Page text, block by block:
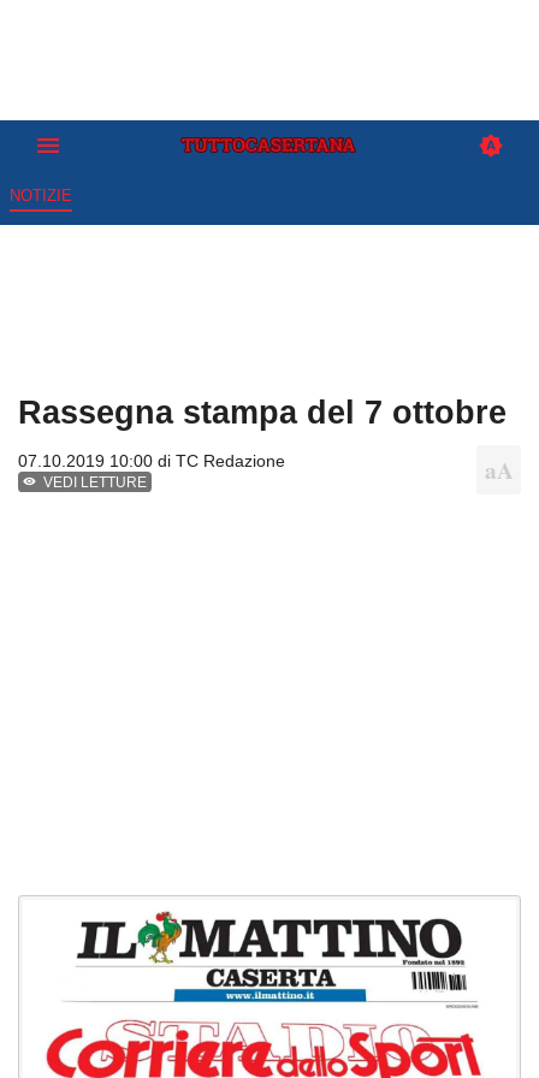
NOTIZIE
Rassegna stampa del 7 ottobre
07.10.2019 10:00 di TC Redazione
VEDI LETTURE